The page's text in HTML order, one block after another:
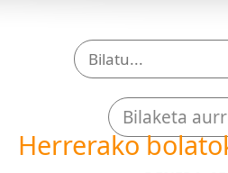
Bilaketa
Herrerako